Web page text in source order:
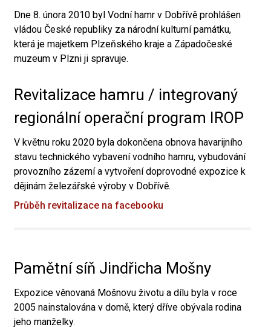
Dne 8. února 2010 byl Vodní hamr v Dobřívě prohlášen
vládou České republiky za národní kulturní památku,
která je majetkem Plzeňského kraje a Západočeské
muzeum v Plzni ji spravuje.
Revitalizace hamru / integrovaný
regionální operační program IROP
V květnu roku 2020 byla dokončena obnova havarijního
stavu technického vybavení vodního hamru, vybudování
provozního zázemí a vytvoření doprovodné expozice k
dějinám železářské výroby v Dobřívě.
Průběh revitalizace na facebooku
Pamětní síň Jindřicha Mošny
Expozice věnovaná Mošnovu životu a dílu byla v roce
2005 nainstalována v domě, který dříve obývala rodina
jeho manželky.